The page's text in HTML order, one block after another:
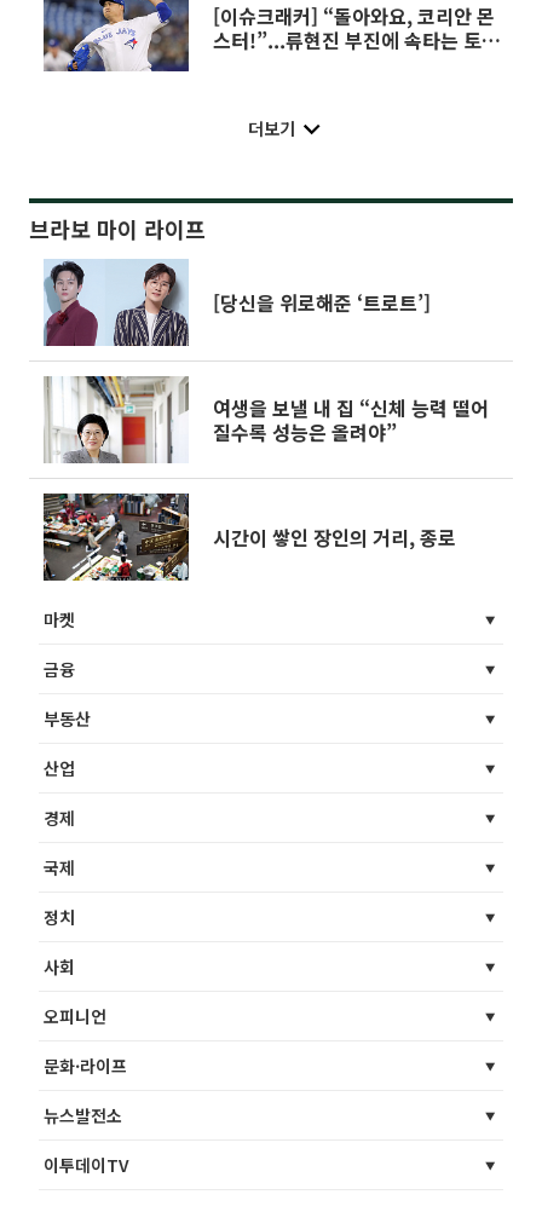
[이슈크래커] “돌아와요, 코리안 몬
스터!”...류현진 부진에 속타는 토론
더보기
브라보 마이 라이프
[당신을 위로해준 ‘트로트’]
여생을 보낼 내 집 “신체 능력 떨어
질수록 성능은 올려야”
시간이 쌓인 장인의 거리, 종로
마켓
금융
부동산
산업
경제
국제
정치
사회
오피니언
문화·라이프
뉴스발전소
이투데이TV